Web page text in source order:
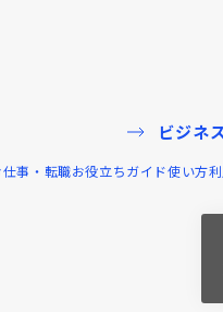
ビジネ
仕事・転職お役立ちガイド使い方